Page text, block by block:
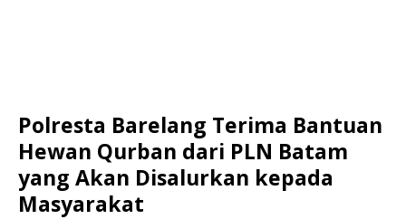
Polresta Barelang Terima Bantuan
Hewan Qurban dari PLN Batam
yang Akan Disalurkan kepada
Masyarakat